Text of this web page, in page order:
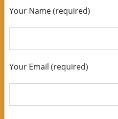
Your Name (required)
Your Email (required)